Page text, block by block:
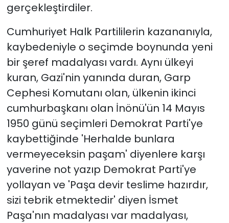
gerçekleştirdiler.
Cumhuriyet Halk Partililerin kazananıyla,
kaybedeniyle o seçimde boynunda yeni
bir şeref madalyası vardı. Aynı ülkeyi
kuran, Gazi'nin yanında duran, Garp
Cephesi Komutanı olan, ülkenin ikinci
cumhurbaşkanı olan İnönü'ün 14 Mayıs
1950 günü seçimleri Demokrat Parti'ye
kaybettiğinde 'Herhalde bunlara
vermeyeceksin paşam' diyenlere karşı
yaverine not yazıp Demokrat Parti'ye
yollayan ve 'Paşa devir teslime hazırdır,
sizi tebrik etmektedir' diyen İsmet
Paşa'nın madalyası var madalyası,